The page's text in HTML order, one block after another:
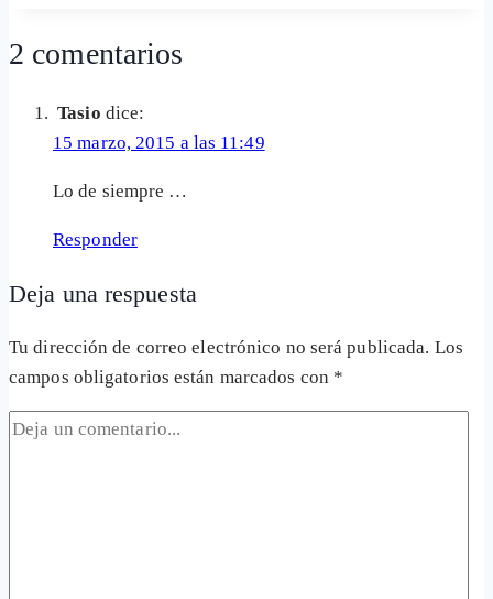
2 comentarios
Tasio dice:
15 marzo, 2015 a las 11:49
Lo de siempre …
Responder
Deja una respuesta
Tu dirección de correo electrónico no será publicada. Los
campos obligatorios están marcados con *